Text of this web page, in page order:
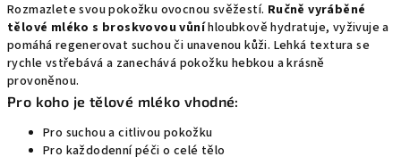
Rozmazlete svou pokožku ovocnou svěžestí. Ručně vyráběné
tělové mléko s broskvovou vůníhloubkově hydratuje, vyživuje a
pomáhá regenerovat suchou či unavenou kůži. Lehká textura se
rychle vstřebává a zanechává pokožku hebkou a krásně
provoněnou.
Pro koho je tělové mléko vhodné:
Pro suchou a citlivou pokožku
Pro každodenní péči o celé tělo